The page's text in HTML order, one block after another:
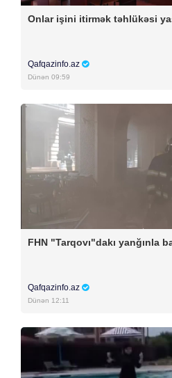
Onlar işini itirmək təhlükəsi
Qafqazinfo.az
Dünən 09:59
FHN "Tarqovı"dakı yanğınla
Qafqazinfo.az
Dünən 12:11